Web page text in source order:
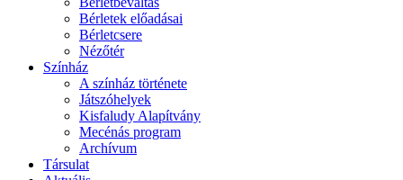
Bérletek előadásai
Bérletcsere
Nézőtér
Színház
A színház története
Játszóhelyek
Kisfaludy Alapítvány
Mecénás program
Archívum
Társulat